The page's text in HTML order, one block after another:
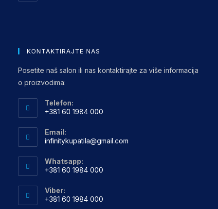
KONTAKTIRAJTE NAS
Posetite naš salon ili nas kontaktirajte za više informacija
o proizvodima:
Telefon:
+381 60 1984 000
in
your
application
Email:
infinitykupatila@gmail.com
Whatsapp:
+381 60 1984 000
in
your
Viber:
+381 60 1984 000